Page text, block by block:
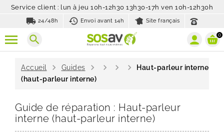
Service client : lun à jeu 10h-12h30 13h30-17h ven 10h-12h30h
local_shipping 24/48h history_toggle_off
Envoi avant 14h Site français
search 0
Accueil chevron_right Guides chevron_right chevron_right chevron_right chevron_right
Haut-parleur interne
(haut-parleur interne)
Guide de réparation : Haut-parleur
interne (haut-parleur interne)